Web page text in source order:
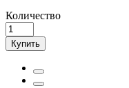
Количество
Купить